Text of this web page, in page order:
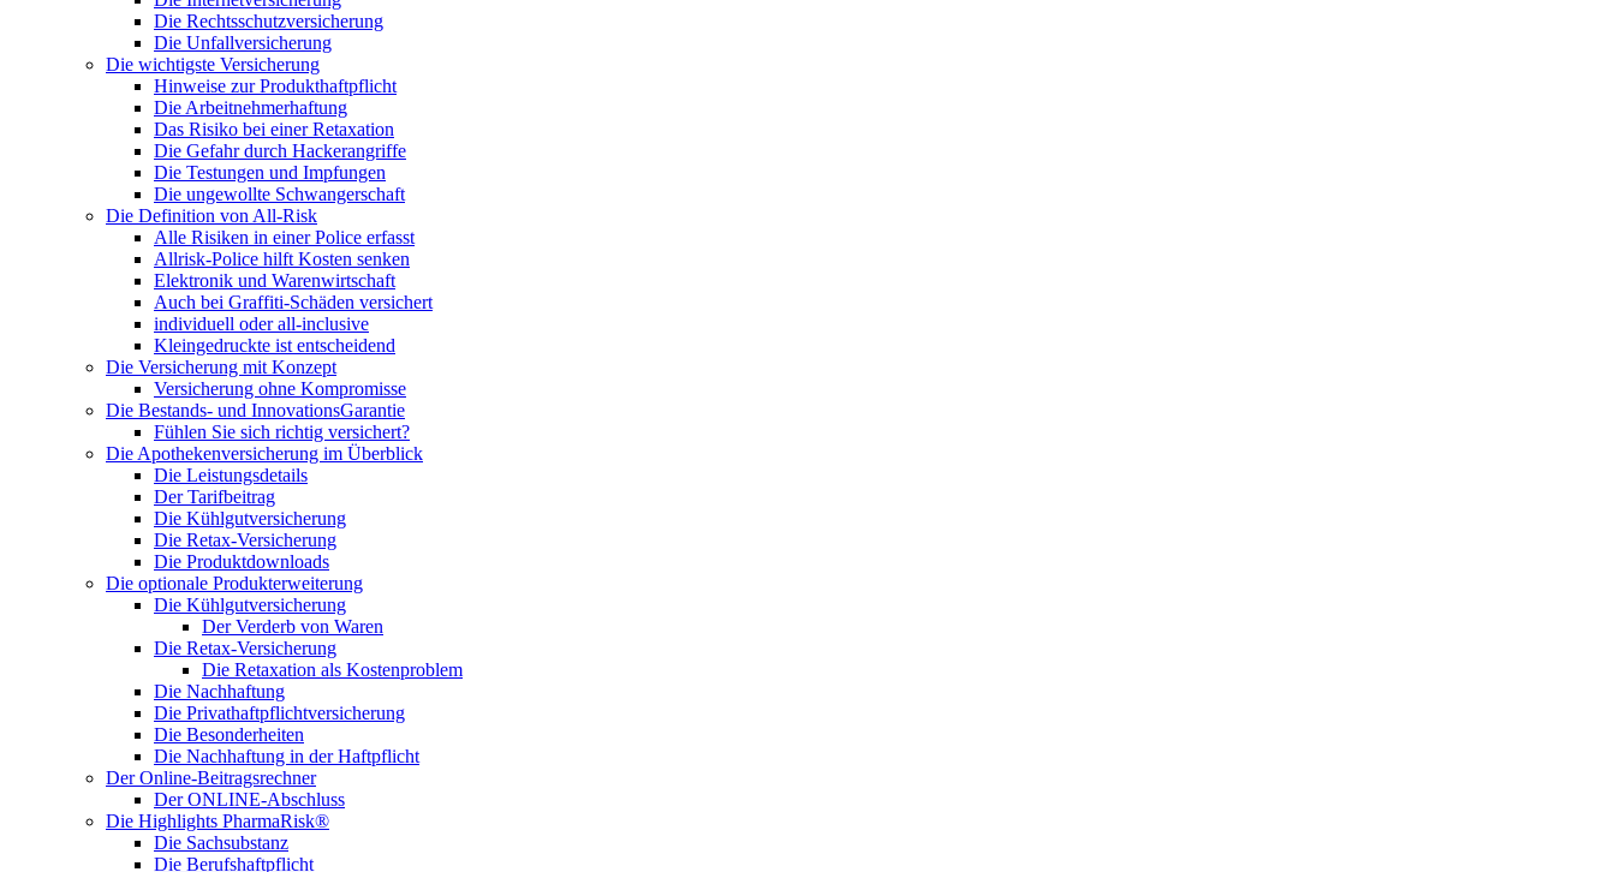
Die Rechtsschutzversicherung
Die Unfallversicherung
Die wichtigste Versicherung
Hinweise zur Produkthaftpflicht
Die Arbeitnehmerhaftung
Das Risiko bei einer Retaxation
Die Gefahr durch Hackerangriffe
Die Testungen und Impfungen
Die ungewollte Schwangerschaft
Die Definition von All-Risk
Alle Risiken in einer Police erfasst
Allrisk-Police hilft Kosten senken
Elektronik und Warenwirtschaft
Auch bei Graffiti-Schäden versichert
individuell oder all-inclusive
Kleingedruckte ist entscheidend
Die Versicherung mit Konzept
Versicherung ohne Kompromisse
Die Bestands- und InnovationsGarantie
Fühlen Sie sich richtig versichert?
Die Apothekenversicherung im Überblick
Die Leistungsdetails
Der Tarifbeitrag
Die Kühlgutversicherung
Die Retax-Versicherung
Die Produktdownloads
Die optionale Produkterweiterung
Die Kühlgutversicherung
Der Verderb von Waren
Die Retax-Versicherung
Die Retaxation als Kostenproblem
Die Nachhaftung
Die Privathaftpflichtversicherung
Die Besonderheiten
Die Nachhaftung in der Haftpflicht
Der Online-Beitragsrechner
Der ONLINE-Abschluss
Die Highlights PharmaRisk®
Die Sachsubstanz
Die Berufshaftpflicht